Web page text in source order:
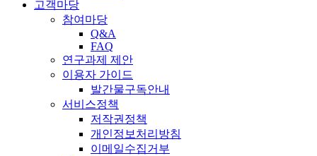
고객마당
참여마당
Q&A
FAQ
연구과제 제안
이용자 가이드
발간물구독안내
서비스정책
저작권정책
개인정보처리방침
이메일수집거부